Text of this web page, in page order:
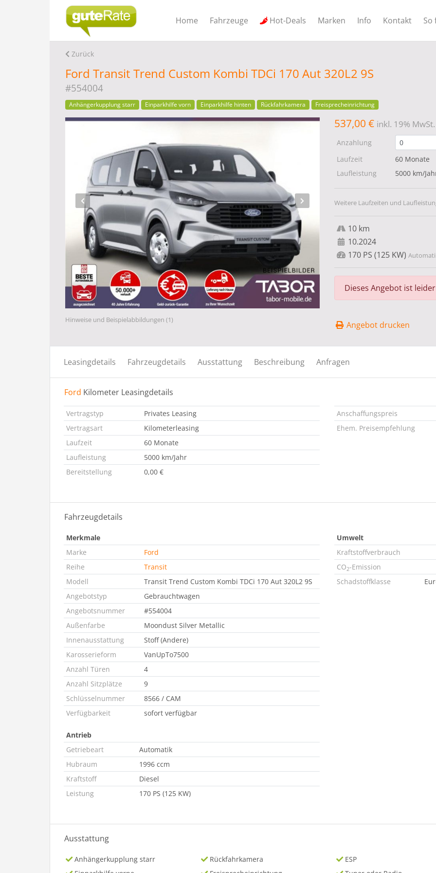
Home Fahrzeuge Hot-Deals Marken Info Kontakt So
Zurück
Ford Transit Trend Custom Kombi TDCi 170 Aut 320L2 9S
#554004
Anhängerkupplung starr Einparkhilfe vorn Einparkhilfe hinten Rückfahrkamera Freisprecheinrichtung
Hinweise und Beispielabbildungen (1)
537,00 € inkl. 19% MwSt.
Anzahlung
Laufzeit
60 Monate
Laufleistung
5000 km/
Weitere Laufzeiten und
10 km
10.2024
170 PS (125 KW)
Dieses Angebot ist
Angebot drucken
Leasingdetails Fahrzeugdetails Ausstattung Beschreibung Anfragen
Ford Kilometer Leasingdetails
Vertragstyp
Privates Leasing
Vertragsart
Kilometerleasing
Laufzeit
60 Monate
Laufleistung
5000 km/Jahr
Bereitstellung
0,00 €
Anschaffungspreis
Ehem. Preisempfehlung
Fahrzeugdetails
Merkmale
Marke
Ford
Reihe
Transit
Modell
Transit Trend Custom Kombi TDCi 170 Aut 320L2 9S
Angebotstyp
Gebrauchtwagen
Angebotsnummer
#554004
Außenfarbe
Moondust Silver Metallic
Innenausstattung
Stoff (Andere)
Karosserieform
VanUpTo7500
Anzahl Türen
4
Anzahl Sitzplätze
9
Schlüsselnummer
8566 / CAM
Verfügbarkeit
sofort verfügbar
Antrieb
Getriebeart
Automatik
Hubraum
1996 ccm
Kraftstoff
Diesel
Leistung
170 PS (125 KW)
Umwelt
Kraftstoffverbrauch
CO2-Emission
Schadstoffklasse
Ausstattung
Anhängerkupplung starr
Rückfahrkamera
ESP